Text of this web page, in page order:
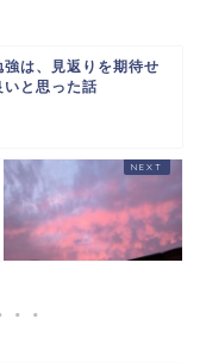
は、見返りを期待せ
いと思った話